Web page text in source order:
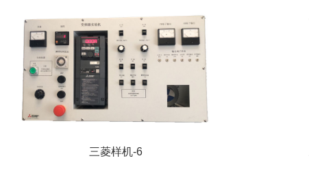
三菱样机-6